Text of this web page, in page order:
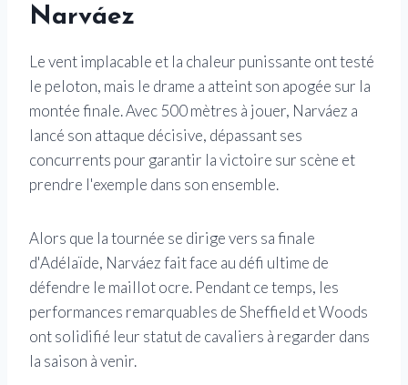
Narváez
Le vent implacable et la chaleur punissante ont testé
le peloton, mais le drame a atteint son apogée sur la
montée finale. Avec 500 mètres à jouer, Narváez a
lancé son attaque décisive, dépassant ses
concurrents pour garantir la victoire sur scène et
prendre l'exemple dans son ensemble.
Alors que la tournée se dirige vers sa finale
d'Adélaïde, Narváez fait face au défi ultime de
défendre le maillot ocre. Pendant ce temps, les
performances remarquables de Sheffield et Woods
ont solidifié leur statut de cavaliers à regarder dans
la saison à venir.